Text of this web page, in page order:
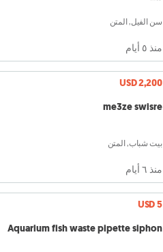
سن الفيل, المتن
منذ ٥ أيام
USD 2,200
me3ze swisre
بيت شباب, المتن
منذ ٦ أيام
USD 5
Aquarium fish waste pipette siphon